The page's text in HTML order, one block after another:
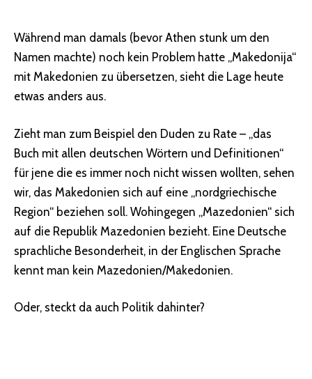
Während man damals (bevor Athen stunk um den
Namen machte) noch kein Problem hatte „Makedonija“
mit Makedonien zu übersetzen, sieht die Lage heute
etwas anders aus.
Zieht man zum Beispiel den Duden zu Rate – „das
Buch mit allen deutschen Wörtern und Definitionen“
für jene die es immer noch nicht wissen wollten, sehen
wir, das Makedonien sich auf eine „nordgriechische
Region“ beziehen soll. Wohingegen „Mazedonien“ sich
auf die Republik Mazedonien bezieht. Eine Deutsche
sprachliche Besonderheit, in der Englischen Sprache
kennt man kein Mazedonien/Makedonien.
Oder, steckt da auch Politik dahinter?